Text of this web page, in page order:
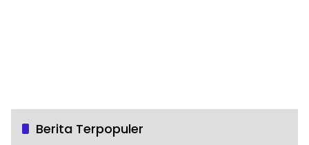
Berita Terpopuler